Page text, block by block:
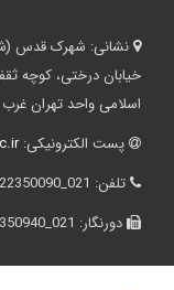
نشانی:شهرک قدس (شهرک
اسلامی واحد تهران غرب
پست الکترونیکی:
تلفن:021_22350090 -- 22350091--22350092
دورنگار:021_26350940